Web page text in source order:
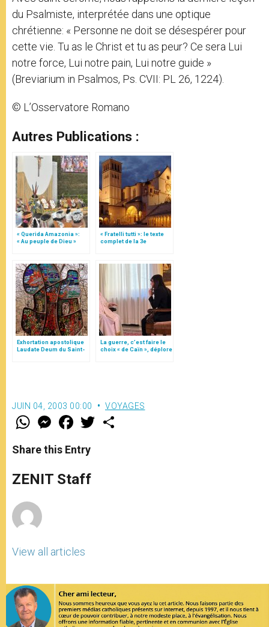
du Psalmiste, interprétée dans une optique
chrétienne: « Personne ne doit se désespérer pour
cette vie. Tu as le Christ et tu as peur? Ce sera Lui
notre force, Lui notre pain, Lui notre guide »
(Breviarium in Psalmos, Ps. CVII: PL 26, 1224).
© L’Osservatore Romano
Autres Publications :
« Querida Amazonia »:
« Au peuple de Dieu »
(texte complet)
« Fratelli tutti »: le texte
complet de la 3e
Exhortation apostolique
Laudate Deum du Saint-
La guerre, c’est faire le
choix « de Caïn », déplore
JUIN 04, 2003 00:00 VOYAGES
W
t
s
p
p
M
e
s
e
g
e
F
a
e
b
o
k
w
Share this Entry
ZENIT Staff
View all articles